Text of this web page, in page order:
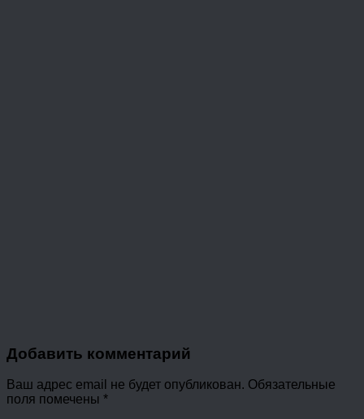
Добавить комментарий
Ваш адрес email не будет опубликован. Обязательные
поля помечены *